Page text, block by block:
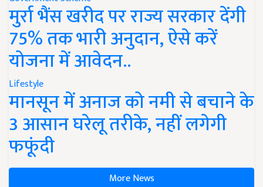
मुर्रा भैंस खरीद पर राज्य सरकार देंगी
75% तक भारी अनुदान, ऐसे करें
योजना में आवेदन..
Lifestyle
मानसून में अनाज को नमी से बचाने के
3 आसान घरेलू तरीके, नहीं लगेगी
फफूंदी
More News